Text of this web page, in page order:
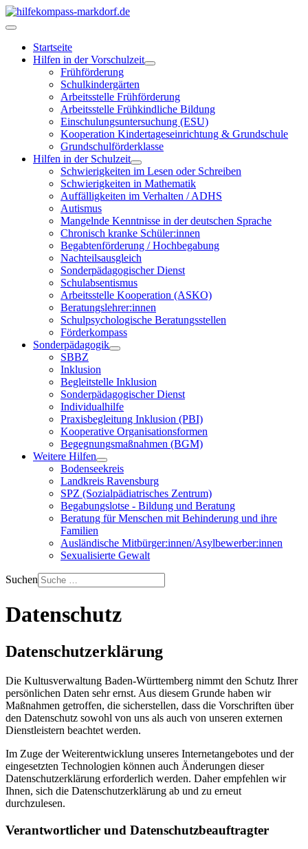
Startseite
Hilfen in der Vorschulzeit
Frühförderung
Schulkindergärten
Arbeitsstelle Frühförderung
Arbeitsstelle Frühkindliche Bildung
Einschulungsuntersuchung (ESU)
Kooperation Kindertageseinrichtung & Grundschule
Grundschulförderklasse
Hilfen in der Schulzeit
Schwierigkeiten im Lesen oder Schreiben
Schwierigkeiten in Mathematik
Auffälligkeiten im Verhalten / ADHS
Autismus
Mangelnde Kenntnisse in der deutschen Sprache
Chronisch kranke Schüler:innen
Begabtenförderung / Hochbegabung
Nachteilsausgleich
Sonderpädagogischer Dienst
Schulabsentismus
Arbeitsstelle Kooperation (ASKO)
Beratungslehrer:innen
Schulpsychologische Beratungsstellen
Förderkompass
Sonderpädagogik
SBBZ
Inklusion
Begleitstelle Inklusion
Sonderpädagogischer Dienst
Individualhilfe
Praxisbegleitung Inklusion (PBI)
Kooperative Organisationsformen
Begegnungsmaßnahmen (BGM)
Weitere Hilfen
Bodenseekreis
Landkreis Ravensburg
SPZ (Sozialpädiatrisches Zentrum)
Begabungslotse - Bildung und Beratung
Beratung für Menschen mit Behinderung und ihre
Familien
Ausländische Mitbürger:innen/Asylbewerber:innen
Sexualisierte Gewalt
Suchen
Datenschutz
Datenschutzerklärung
Die Kultusverwaltung Baden-Württemberg nimmt den Schutz Ihrer
persönlichen Daten sehr ernst. Aus diesem Grunde haben wir
Maßnahmen getroffen, die sicherstellen, dass die Vorschriften über
den Datenschutz sowohl von uns als auch von unseren externen
Dienstleistern beachtet werden.
Im Zuge der Weiterentwicklung unseres Internetangebotes und der
eingesetzten Technologien können auch Änderungen dieser
Datenschutzerklärung erforderlich werden. Daher empfehlen wir
Ihnen, sich die Datenschutzerklärung ab und zu erneut
durchzulesen.
Verantwortlicher und Datenschutzbeauftragter